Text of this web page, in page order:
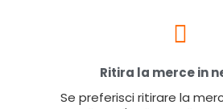
Ritira la merce in
Se preferisci ritirare la